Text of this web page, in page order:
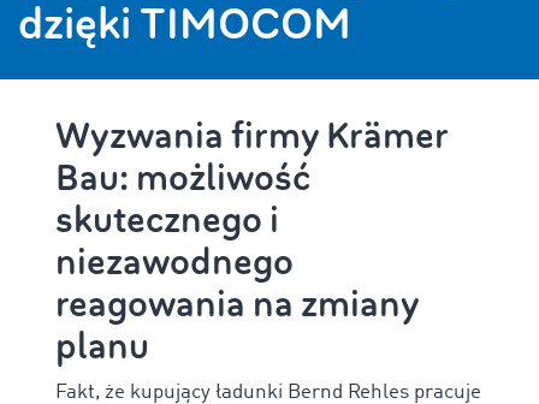
dzięki TIMOCOM
Wyzwania firmy Krämer
Bau: możliwość
skutecznego i
niezawodnego
reagowania na zmiany
planu
Fakt, że kupujący ładunki Bernd Rehles pracuje